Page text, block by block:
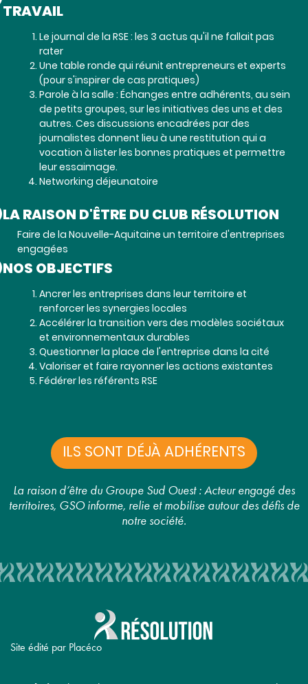
TRAVAIL
Le journal de la RSE : les 3 actus qu'il ne fallait pas
rater
Une table ronde qui réunit entrepreneurs et experts
(pour s'inspirer de cas pratiques)
Parole à la salle : Échanges entre adhérents, au sein
de petits groupes, sur les initiatives des uns et des
autres. Ces discussions encadrées par des
journalistes donnent lieu à une restitution qui a
vocation à lister les bonnes pratiques et permettre
leur essaimage.
Networking déjeunatoire
LA RAISON D'ÊTRE DU CLUB RÉSOLUTION
Faire de la Nouvelle-Aquitaine un territoire d'entreprises
engagées
NOS OBJECTIFS
Ancrer les entreprises dans leur territoire et
renforcer les synergies locales
Accélérer la transition vers des modèles sociétaux
et environnementaux durables
Questionner la place de l'entreprise dans la cité
Valoriser et faire rayonner les actions existantes
Fédérer les référents RSE
ILS SONT DÉJÀ ADHÉRENTS
La raison d’être du Groupe Sud Ouest : Acteur engagé des
territoires, GSO informe, relie et mobilise autour des défis de
notre société.
Site édité par Placéco